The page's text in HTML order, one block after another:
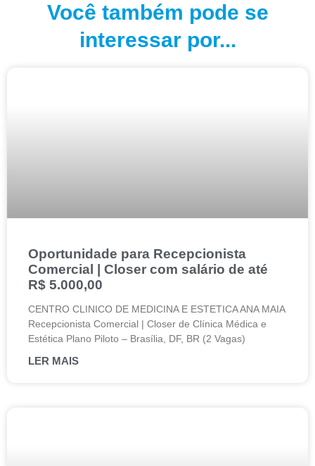
Você também pode se
interessar por...
Oportunidade para Recepcionista
Comercial | Closer com salário de até
R$ 5.000,00
CENTRO CLINICO DE MEDICINA E ESTETICA ANA MAIA
Recepcionista Comercial | Closer de Clínica Médica e
Estética Plano Piloto – Brasília, DF, BR (2 Vagas)
LER MAIS